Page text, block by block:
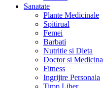
Sanatate
Plante Medicinale
Spitirual
Femei
Barbati
Nutritie si Dieta
Doctor si Medicina
Fitness
Ingrijire Personala
Timp Liber